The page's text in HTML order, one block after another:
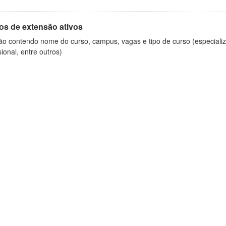
de extensão ativos
contendo nome do curso, campus, vagas e tipo de curso
entre outros)